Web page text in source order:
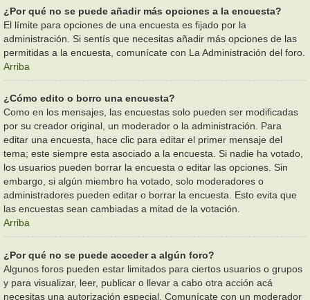
¿Por qué no se puede añadir más opciones a la encuesta?
El límite para opciones de una encuesta es fijado por la
administración. Si sentís que necesitas añadir más opciones de las
permitidas a la encuesta, comunícate con La Administración del foro.
Arriba
¿Cómo edito o borro una encuesta?
Como en los mensajes, las encuestas solo pueden ser modificadas
por su creador original, un moderador o la administración. Para
editar una encuesta, hace clic para editar el primer mensaje del
tema; este siempre esta asociado a la encuesta. Si nadie ha votado,
los usuarios pueden borrar la encuesta o editar las opciones. Sin
embargo, si algún miembro ha votado, solo moderadores o
administradores pueden editar o borrar la encuesta. Esto evita que
las encuestas sean cambiadas a mitad de la votación.
Arriba
¿Por qué no se puede acceder a algún foro?
Algunos foros pueden estar limitados para ciertos usuarios o grupos
y para visualizar, leer, publicar o llevar a cabo otra acción acá
necesitas una autorización especial. Comunícate con un moderador